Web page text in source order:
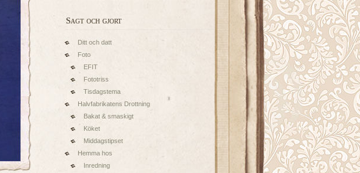
Sagt och gjort
Ditt och datt
Foto
EFIT
Fototriss
Tisdagstema
Halvfabrikatens Drottning
Bakat & smaskigt
Köket
Middagstipset
Hemma hos
Inredning